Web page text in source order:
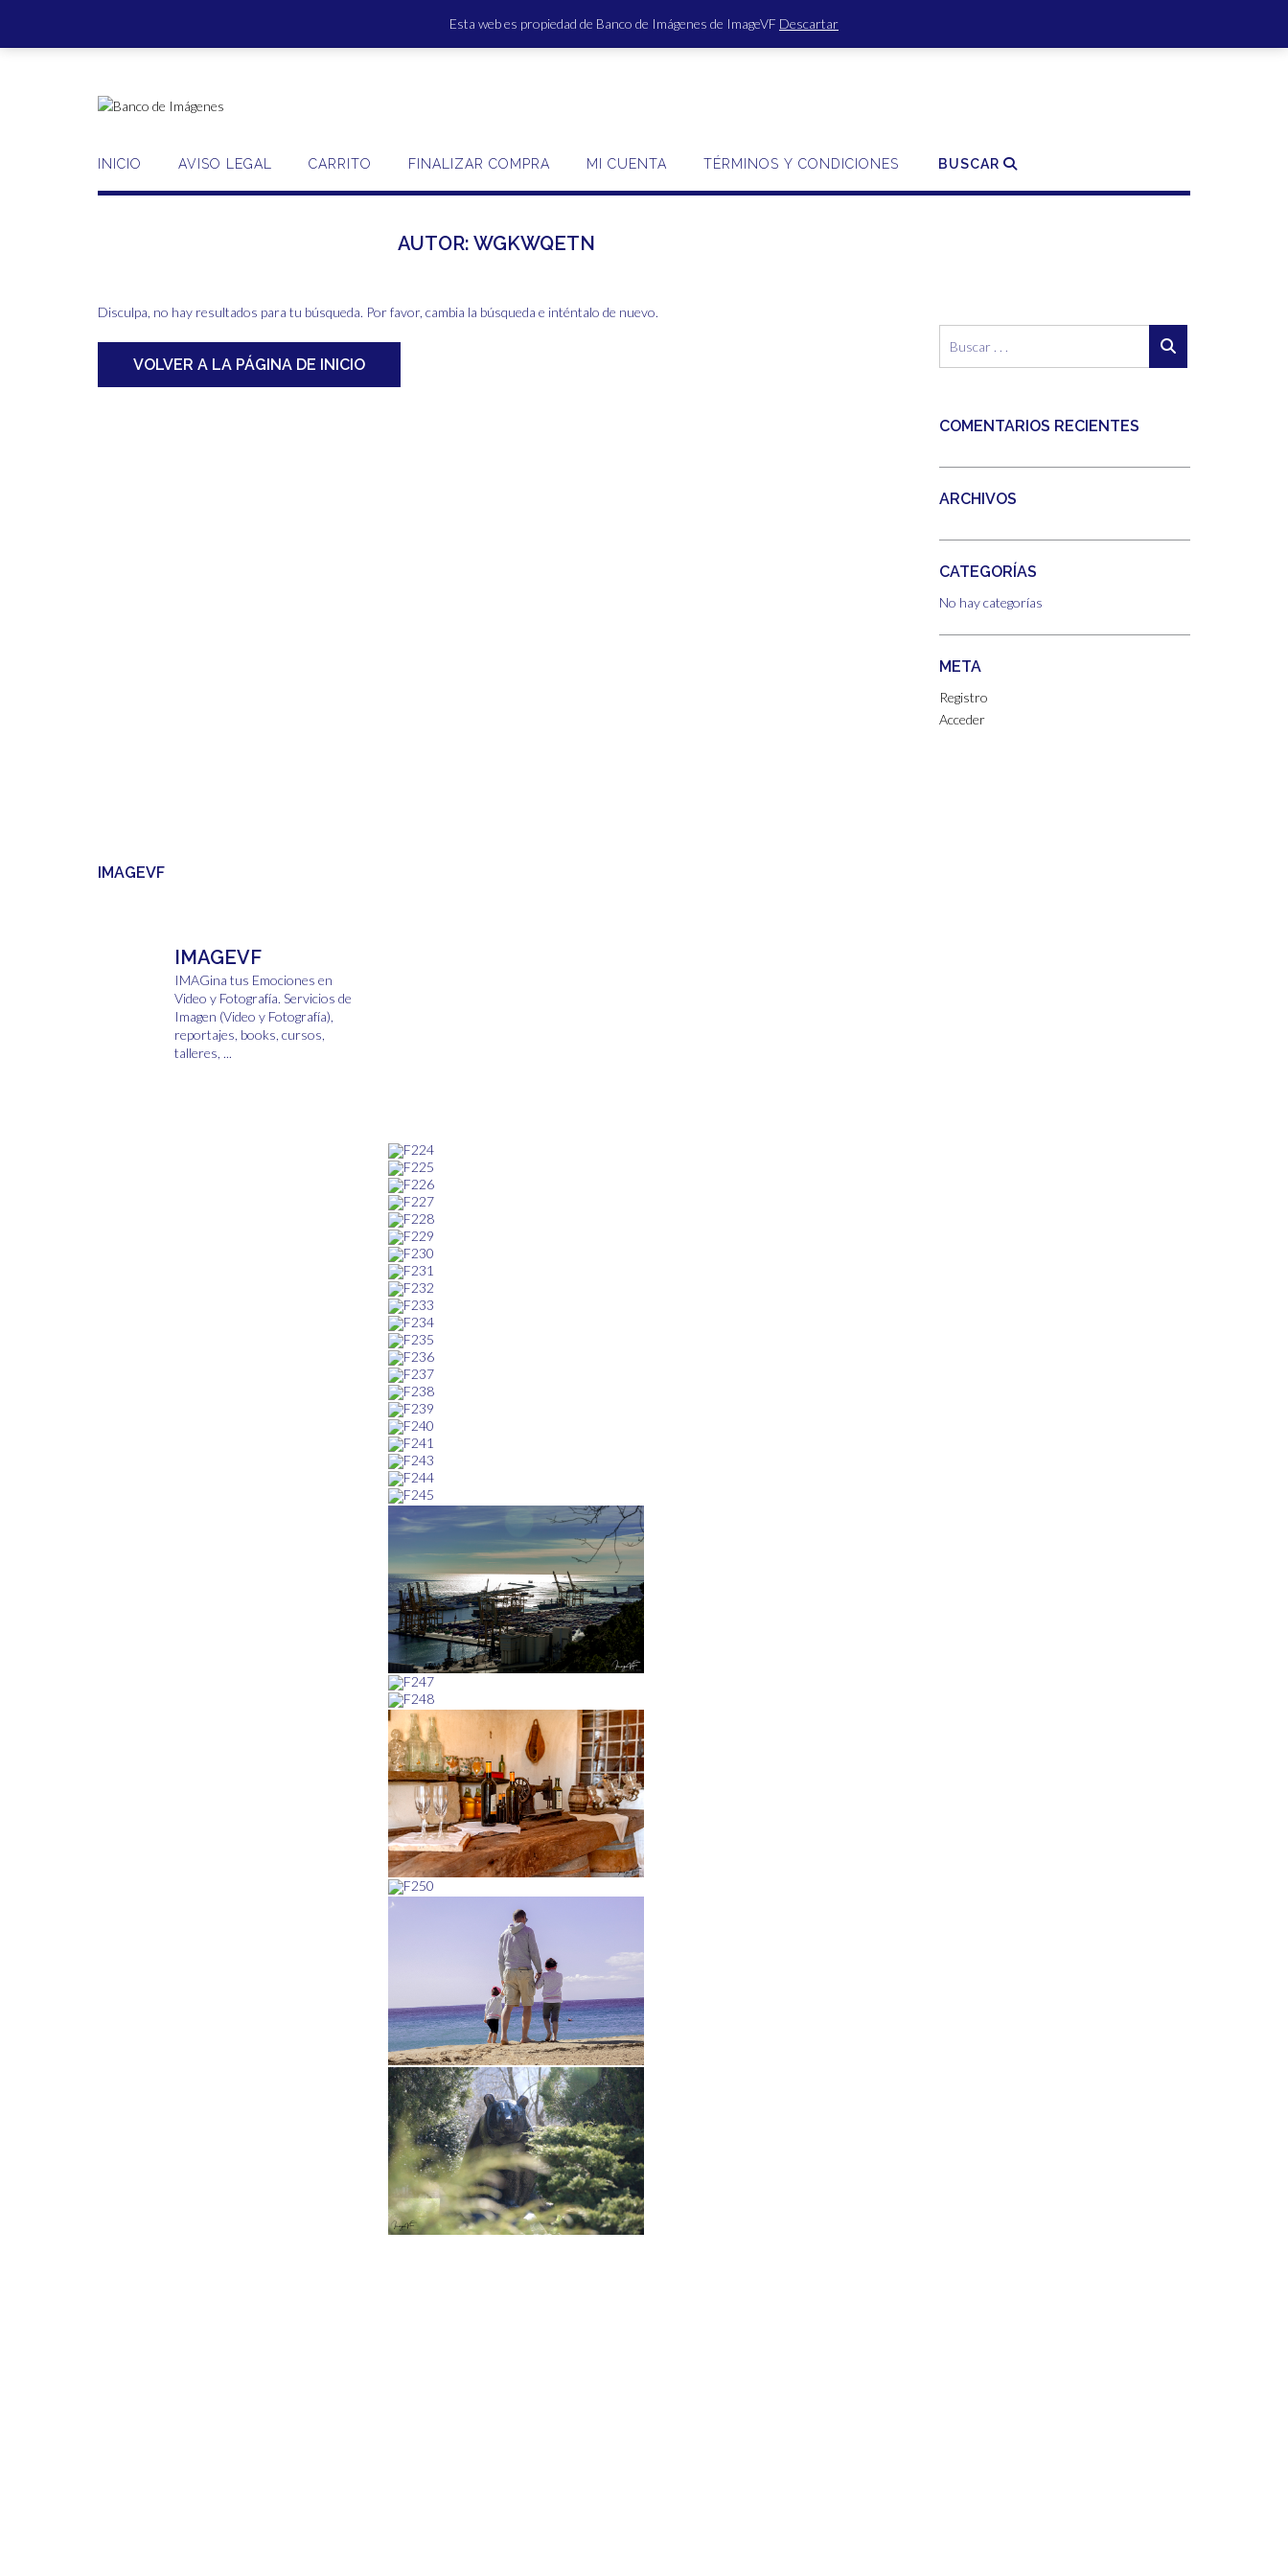
Esta web es propiedad de Banco de Imágenes de ImageVF Descartar
contenido
ACCESO | REGISTRO
INICIO AVISO LEGAL CARRITO FINALIZAR COMPRA MI CUENTA TÉRMINOS Y CONDICIONES BUSCAR
AUTOR:WGKWQETN
Disculpa, no hay resultados para tu búsqueda. Por favor, cambia la búsqueda e inténtalo de nuevo.
VOLVER A LA PÁGINA DE INICIO
COMENTARIOS RECIENTES
ARCHIVOS
CATEGORÍAS
No hay categorías
META
Registro
Acceder
IMAGEVF
IMAGEVF
IMAGina tus Emociones en
Video y Fotografía. Servicios de
Imagen (Video y Fotografía),
reportajes, books, cursos,
talleres, ...